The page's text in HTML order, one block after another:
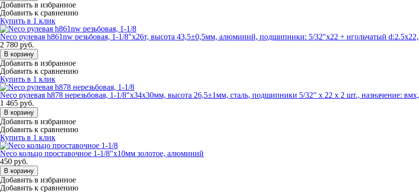
Добавить в избранное
Добавить к сравнению
Купить в 1 клик
Neco рулевая h861nw резьбовая, 1-1/8"х26т, высота 43,5±0,5мм, алюминий, подшипники: 5/32"x22 + игольчатый
2 780 руб.
В корзину
Добавить в избранное
Добавить к сравнению
Купить в 1 клик
Neco рулевая h878 нерезьбовая, 1-1/8"х34х30мм, высота 26,5±1мм, сталь, подшипники 5/32" x 22 х 2 шт., назначение:
1 465 руб.
В корзину
Добавить в избранное
Добавить к сравнению
Купить в 1 клик
Neco кольцо проставочное 1-1/8"х10мм золотое, алюминий
450 руб.
В корзину
Добавить в избранное
Добавить к сравнению